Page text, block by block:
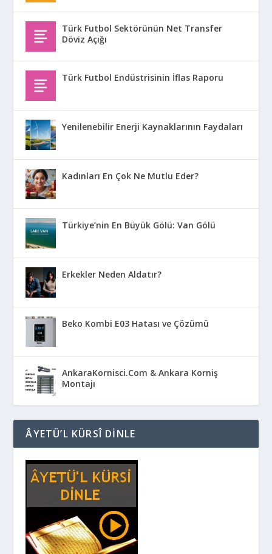
Türk Futbol Sektörünün Net Transfer
Döviz Açığı
Türk Futbol Endüstrisinin İflas Raporu
Yenilenebilir Enerji Kaynaklarının Faydaları
Kadınları En Çok Ne Mutlu Eder?
Türkiye’nin En Büyük Gölü: Van Gölü
Erkekler Neden Aldatır?
Beko Kombi E03 Hatası ve Çözümü
AnkaraKornisci.Com & Ankara Korniş
Montajı
ÂYETÜ’L KÜRSÎ DINLE